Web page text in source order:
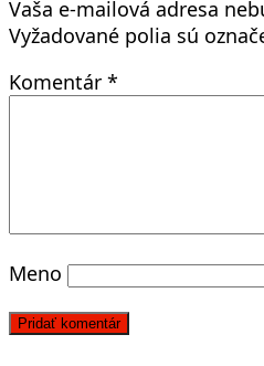
Vaša e-mailová adresa
Vyžadované polia sú
Komentár *
Meno